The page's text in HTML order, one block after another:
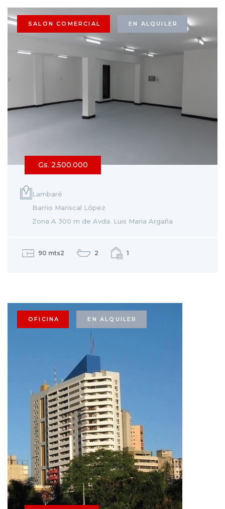
SALON COMERCIAL EN ALQUILER
Gs. 2.500.000
Lambaré
Barrio Mariscal López
Zona A 300 m de Avda. Luis Maria Argaña
90 mts2 2 1
OFICINA EN ALQUILER